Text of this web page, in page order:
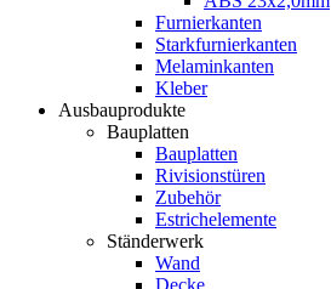
Furnierkanten
Starkfurnierkanten
Melaminkanten
Kleber
Ausbauprodukte
Bauplatten
Bauplatten
Rivisionstüren
Zubehör
Estrichelemente
Ständerwerk
Wand
Decke